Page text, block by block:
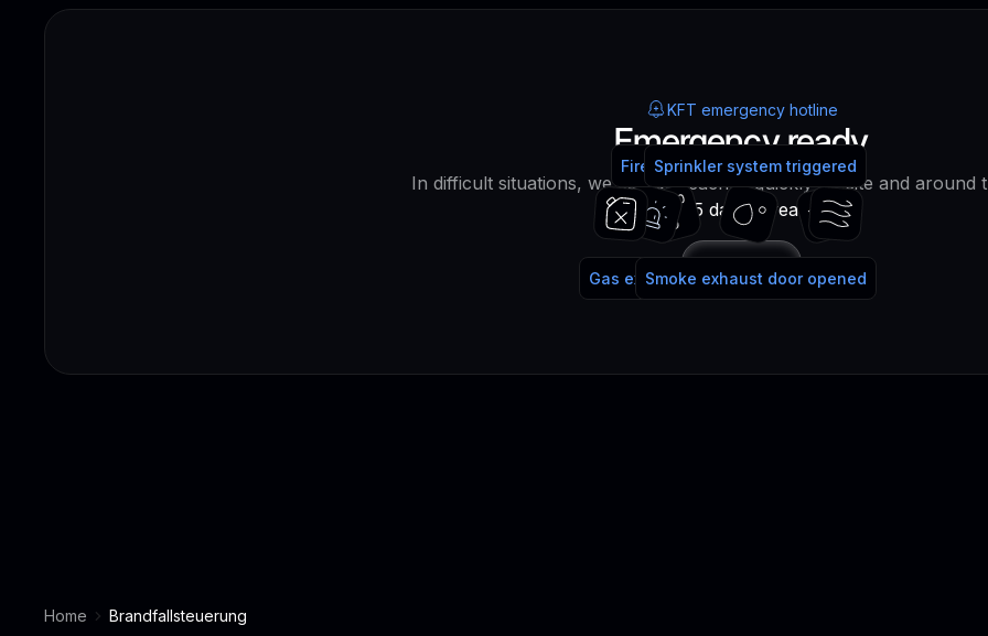
KFT emergency hotline
Emergency ready
In difficult situations, we can be reached quickly on site and around
365 days a year!
Call
Fire extinguisher used
Fire alarm system triggered
Gas extinguishing system triggered
water!
Sprinkler system triggered
Smoke exhaust door opened
Home Brandfallsteuerung